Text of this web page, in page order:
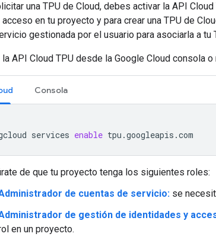
una TPU de Cloud, debes activar la API
en tu proyecto y para crear una TPU de
gestionada por el usuario para asociarla a tu
API Cloud TPU desde la Google Cloud consola
Consola
services enable tpu.googleapis.com
de que tu proyecto tenga los siguientes roles:
de cuentas de servicio: se
de gestión de identidades y
en un proyecto.